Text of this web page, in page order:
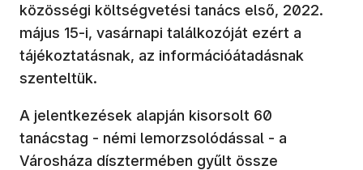
közösségi költségvetési tanács első, 2022.
május 15-i, vasárnapi találkozóját ezért a
tájékoztatásnak, az információátadásnak
szenteltük.
A jelentkezések alapján kisorsolt 60
tanácstag - némi lemorzsolódással - a
Városháza dísztermében gyűlt össze